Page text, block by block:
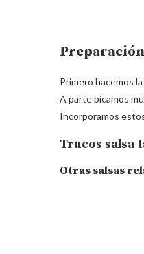
Primero hacemos
A parte picamos
Incorporamos
Trucos salsa
Otras salsas